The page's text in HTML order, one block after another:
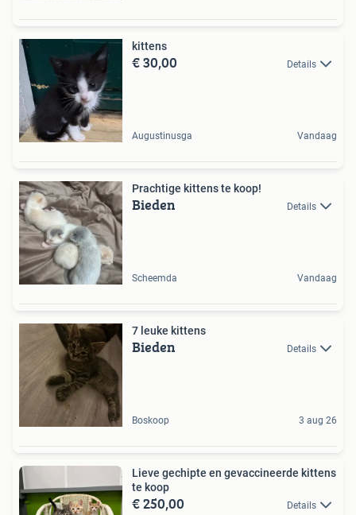
kittens
€ 30,00 Details
Augustinusga Vandaag
Prachtige kittens te koop!
Bieden Details
Scheemda Vandaag
7 leuke kittens
Bieden Details
Boskoop 3 aug 26
Lieve gechipte en gevaccineerde kittens
te koop
€ 250,00 Details